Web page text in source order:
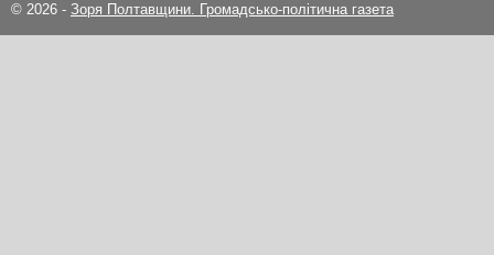
© 2026 - Зоря Полтавщини. Громадсько-політична газета